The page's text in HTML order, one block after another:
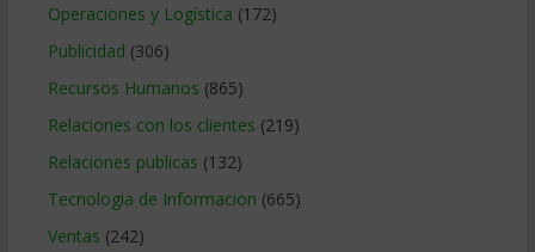
Operaciones y Logística (172)
Publicidad (306)
Recursos Humanos (865)
Relaciones con los clientes (219)
Relaciones publicas (132)
Tecnologia de Informacion (665)
Ventas (242)